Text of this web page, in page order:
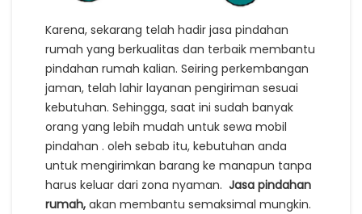
Karena, sekarang telah hadir jasa pindahan
rumah yang berkualitas dan terbaik membantu
pindahan rumah kalian. Seiring perkembangan
jaman, telah lahir layanan pengiriman sesuai
kebutuhan. Sehingga, saat ini sudah banyak
orang yang lebih mudah untuk sewa mobil
pindahan . oleh sebab itu, kebutuhan anda
untuk mengirimkan barang ke manapun tanpa
harus keluar dari zona nyaman. Jasa pindahan
rumah, akan membantu semaksimal mungkin.